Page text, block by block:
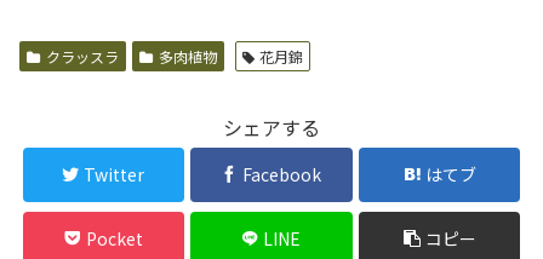
クラッスラ 多肉植物 花月錦
シェアする
Twitter Facebook はてブ
Pocket LINE コピー